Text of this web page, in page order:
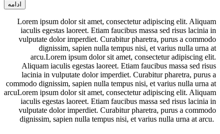
ادامه
Lorem ipsum dolor sit amet, consectetur adipiscing elit. Aliquam
iaculis egestas laoreet. Etiam faucibus massa sed risus lacinia in
vulputate dolor imperdiet. Curabitur pharetra, purus a commodo
dignissim, sapien nulla tempus nisi, et varius nulla urna at
arcu.Lorem ipsum dolor sit amet, consectetur adipiscing elit.
Aliquam iaculis egestas laoreet. Etiam faucibus massa sed risus
lacinia in vulputate dolor imperdiet. Curabitur pharetra, purus a
commodo dignissim, sapien nulla tempus nisi, et varius nulla urna at
arcuLorem ipsum dolor sit amet, consectetur adipiscing elit. Aliquam
iaculis egestas laoreet. Etiam faucibus massa sed risus lacinia in
vulputate dolor imperdiet. Curabitur pharetra, purus a commodo
dignissim, sapien nulla tempus nisi, et varius nulla urna at arcu.